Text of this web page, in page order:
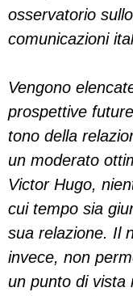
osservatorio
comunicazioni
Vengono
prospettive
tono della
un moderato
Victor Hugo,
cui tempo sia
sua relazione. Il
invece, non
un punto di vista